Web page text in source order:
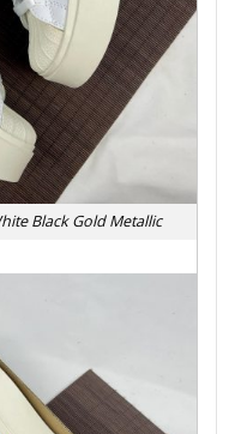
Black Gold Metallic